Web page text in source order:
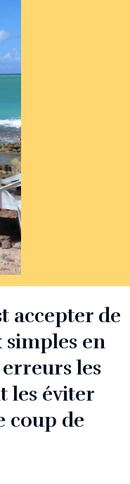
accepter de
simples en
les
les éviter
coup de